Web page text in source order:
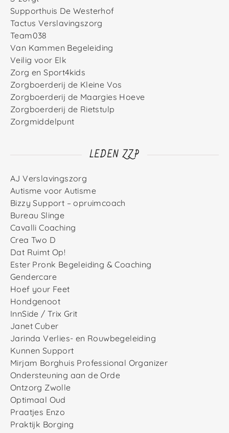
Supporthuis De Westerhof
Tactus Verslavingszorg
Team038
Van Kammen Begeleiding
Veilig voor Elk
Zorg en Sport4kids
Zorgboerderij de Kleine Vos
Zorgboerderij de Maargies Hoeve
Zorgboerderij de Rietstulp
Zorgmiddelpunt
LEDEN ZZP
AJ Verslavingszorg
Autisme voor Autisme
Bizzy Support – opruimcoach
Bureau Slinge
Cavalli Coaching
Crea Two D
Dat Ruimt Op!
Ester Pronk Begeleiding & Coaching
Gendercare
Hoef your Feet
Hondgenoot
InnSide / Trix Grit
Janet Cuber
Jarinda Verlies- en Rouwbegeleiding
Kunnen Support
Mirjam Borghuis Professional Organizer
Ondersteuning aan de Orde
Ontzorg Zwolle
Optimaal Oud
Praatjes Enzo
Praktijk Borging